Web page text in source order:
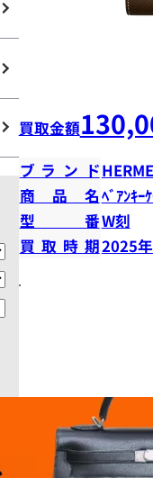
買取金額
ブランド
商品名ﾍﾞｱﾝｷｰ
型番W刻
買取時期2025